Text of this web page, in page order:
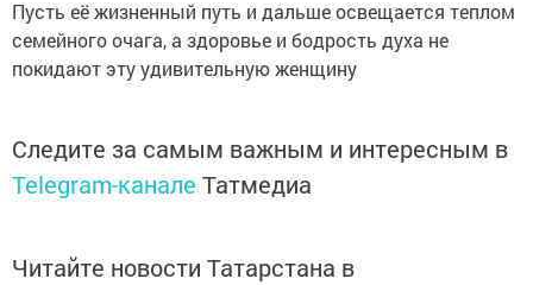
Пусть её жизненный путь и дальше освещается теплом
семейного очага, а здоровье и бодрость духа не
покидают эту удивительную женщину
Следите за самым важным и интересным в
Telegram-канале Татмедиа
Читайте новости Татарстана в